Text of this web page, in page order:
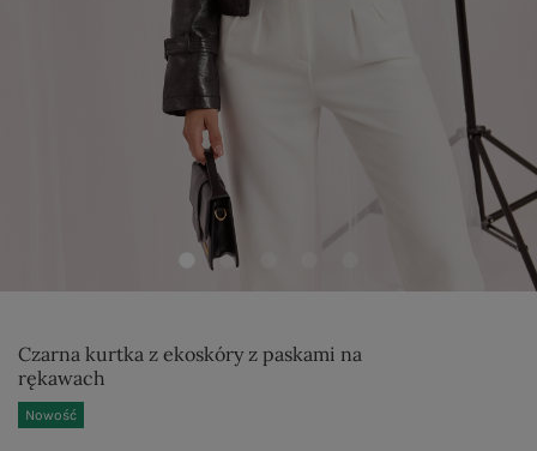
Czarna kurtka z ekoskóry z paskami na
rękawach
Nowość